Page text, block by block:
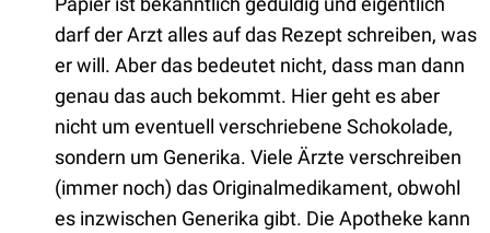
darf der Arzt alles auf das Rezept schreiben, was
er will. Aber das bedeutet nicht, dass man dann
genau das auch bekommt. Hier geht es aber
nicht um eventuell verschriebene Schokolade,
sondern um Generika. Viele Ärzte verschreiben
(immer noch) das Originalmedikament, obwohl
es inzwischen Generika gibt. Die Apotheke kann